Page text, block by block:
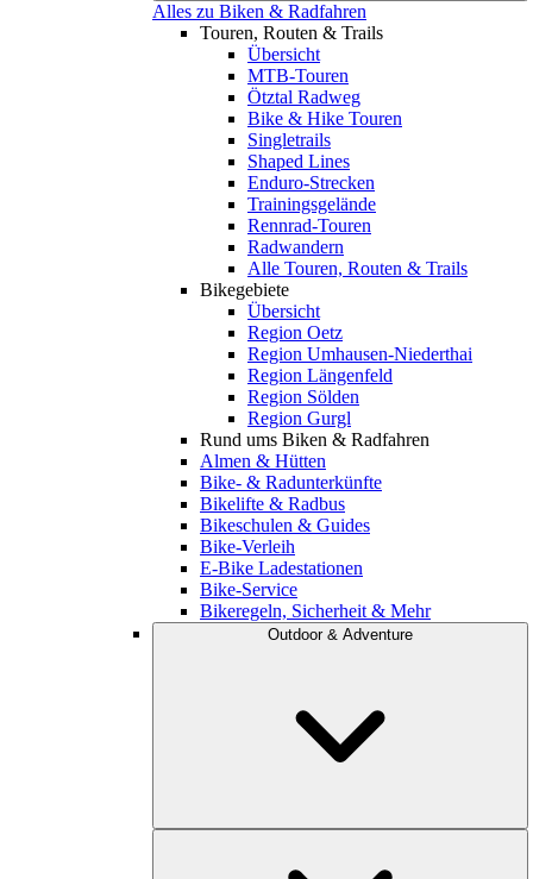
Alles zu Biken & Radfahren
Touren, Routen & Trails
Übersicht
MTB-Touren
Ötztal Radweg
Bike & Hike Touren
Singletrails
Shaped Lines
Enduro-Strecken
Trainingsgelände
Rennrad-Touren
Radwandern
Alle Touren, Routen & Trails
Bikegebiete
Übersicht
Region Oetz
Region Umhausen-Niederthai
Region Längenfeld
Region Sölden
Region Gurgl
Rund ums Biken & Radfahren
Almen & Hütten
Bike- & Radunterkünfte
Bikelifte & Radbus
Bikeschulen & Guides
Bike-Verleih
E-Bike Ladestationen
Bike-Service
Bikeregeln, Sicherheit & Mehr
Outdoor & Adventure